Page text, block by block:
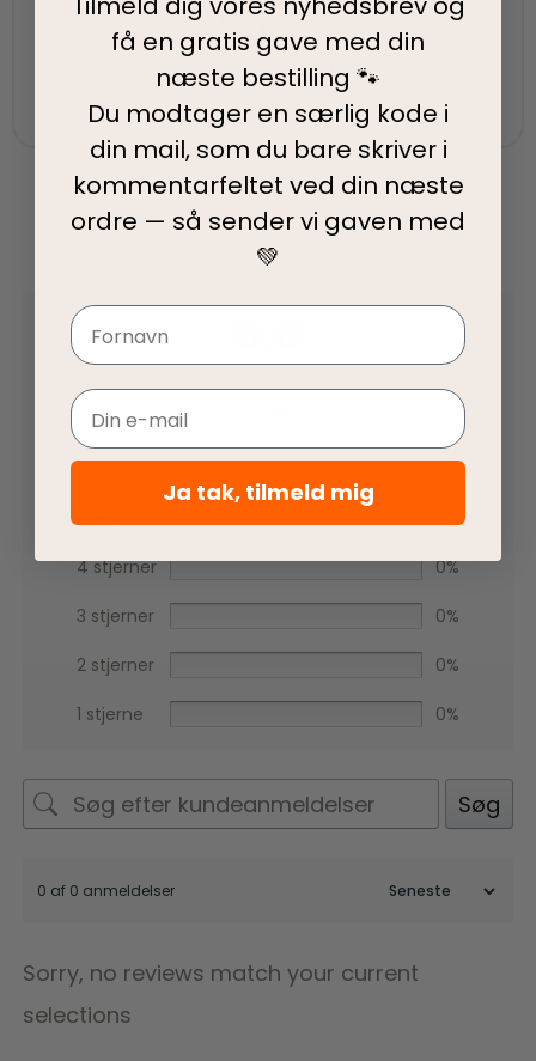
Fair priser
Vi tilbyder fair priser, så I kan nyde vores
kvalitetsprodukter uden at springe budgettet.
Baseret på 0 anmeldelser
5 stjerner
4 stjerner 0%
3 stjerner 0%
2 stjerner 0%
1 stjerne 0%
Søg
0 af 0 anmeldelser
Sorry, no reviews match your current
selections
få en gratis gave med din
næste bestilling 🐾
Du modtager en særlig kode i
din mail, som du bare skriver i
kommentarfeltet ved din næste
ordre — så sender vi gaven med
💚
Navn
Email
Ja tak, tilmeld mig